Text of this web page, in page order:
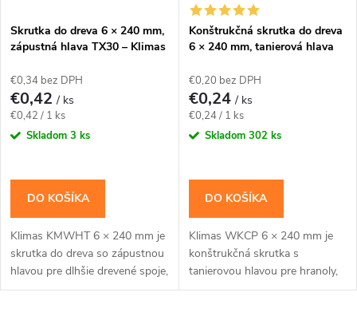
e
p
r
u
k
s
p
r
o
d
u
k
t
Skrutka do dreva 6 × 240 mm,
zápustná hlava TX30 – Klimas
€0,34 bez DPH
€0,42/ ks
Jednotková
cena:
€0,42 / 1 ks
Skladom 3 ks
DO KOŠÍKA
Klimas KMWHT 6 × 240 mm je
skrutka do dreva so zápustnou
hlavou pre dlhšie drevené spoje,
pri ktorých nesmie hlava
Konštrukčná skrutka do dreva
6 × 240 mm, tanierová hlava
€0,20 bez DPH
€0,24/ ks
Jednotková
cena:
€0,24 / 1 ks
Skladom 302 ks
DO KOŠÍKA
Klimas WKCP 6 × 240 mm je
konštrukčná skrutka s
tanierovou hlavou pre hranoly,
krokvy a dlhšie drevené spoje s